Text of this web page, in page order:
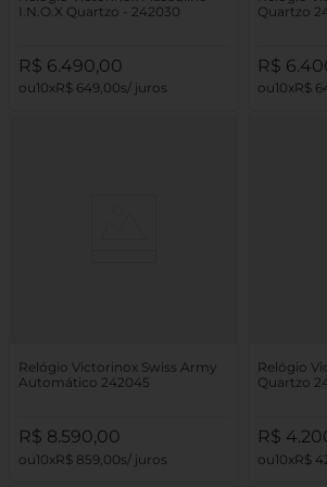
I.N.O.X Quartzo - 242030
R$ 6 490 00
10 R$ 649,00
Quartzo
R$ 6
10 R$
Relógio Victorinox Swiss Army
Automático 242045
R$ 8.590,00
10 R$ 859 00
Relógio
Quartzo
R$ 4.
10 R$